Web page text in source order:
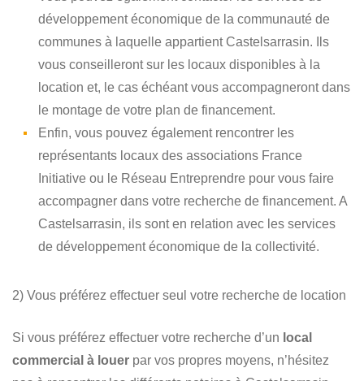
développement économique de la communauté de
communes à laquelle appartient Castelsarrasin. Ils
vous conseilleront sur les locaux disponibles à la
location et, le cas échéant vous accompagneront dans
le montage de votre plan de financement.
Enfin, vous pouvez également rencontrer les
représentants locaux des associations France
Initiative ou le Réseau Entreprendre pour vous faire
accompagner dans votre recherche de financement. A
Castelsarrasin, ils sont en relation avec les services
de développement économique de la collectivité.
2) Vous préférez effectuer seul votre recherche de location
Si vous préférez effectuer votre recherche d’un local
commercial à louer par vos propres moyens, n’hésitez